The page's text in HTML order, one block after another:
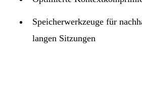
Speicherwerkzeuge für
langen Sitzungen